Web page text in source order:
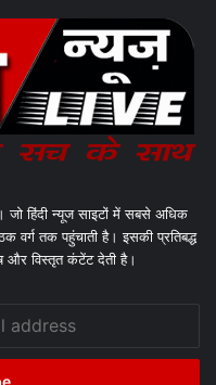
जो हिंदी न्यूज साइटों में सबसे अधिक
वर्ग तक पहुंचाती है। इसकी प्रतिबद्ध
और विस्तृत कंटेंट देती है।